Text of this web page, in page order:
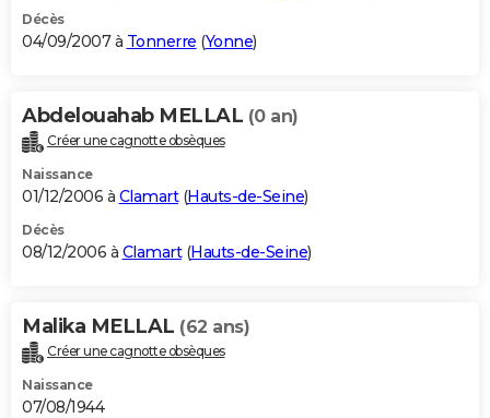
Décès
04/09/2007 à Tonnerre (Yonne)
Abdelouahab MELLAL (0 an)
Créer une cagnotte obsèques
Naissance
01/12/2006 à Clamart(Hauts-de-Seine)
Décès
08/12/2006 à Clamart(Hauts-de-Seine)
Malika MELLAL (62 ans)
Créer une cagnotte obsèques
Naissance
07/08/1944